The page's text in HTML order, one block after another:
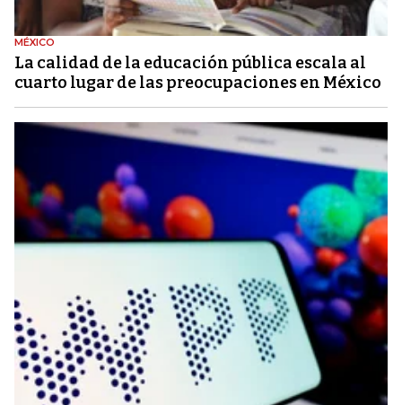
MÉXICO
La calidad de la educación pública escala al
cuarto lugar de las preocupaciones en México